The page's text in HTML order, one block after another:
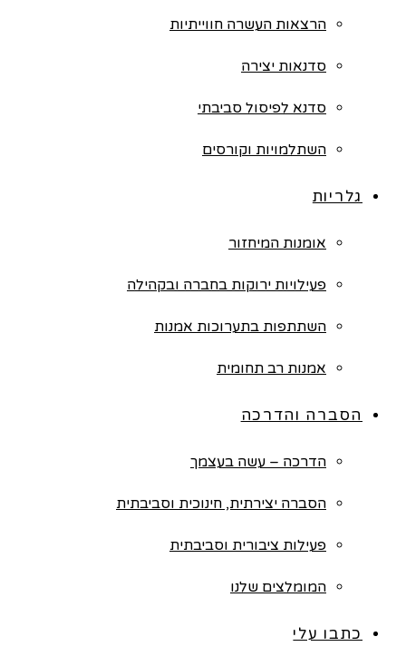
הרצאות העשרה חווייתיות
סדנאות יצירה
סדנא לפיסול סביבתי
השתלמויות וקורסים
גלריות
אומנות המיחזור
פעילויות ירוקות בחברה ובקהילה
השתתפות בתערוכות אמנות
אמנות רב תחומית
הסברה והדרכה
הדרכה – עשה בעצמך
הסברה יצירתית, חינוכית וסביבתית
פעילות ציבורית וסביבתית
המומלצים שלנו
כתבו עלי